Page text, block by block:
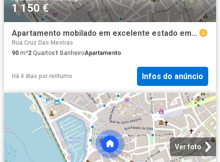
1 150 €
Apartamento mobilado em excelente estado em Faro
Rua Cruz Das Mestras
90 m²2 Quartos1 BanheiroApartamento
Há 4 dias por rentumo Infos do anúncio
Ver foto